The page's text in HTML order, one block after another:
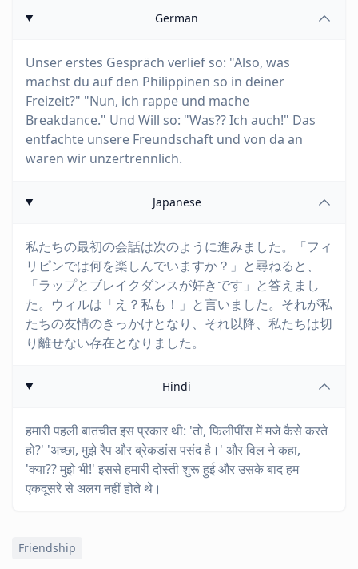
German
Unser erstes Gespräch verlief so: "Also, was
machst du auf den Philippinen so in deiner
Freizeit?" "Nun, ich rappe und mache
Breakdance." Und Will so: "Was?? Ich auch!" Das
entfachte unsere Freundschaft und von da an
waren wir unzertrennlich.
Japanese
私たちの最初の会話は次のように進みました。「フィ
リピンでは何を楽しんでいますか？」と尋ねると、
「ラップとブレイクダンスが好きです」と答えまし
た。ウィルは「え？私も！」と言いました。それが私
たちの友情のきっかけとなり、それ以降、私たちは切
り離せない存在となりました。
Hindi
हमारी पहली बातचीत इस प्रकार थी: 'तो, फिलीपींस में मजे कैसे करते
हो?' 'अच्छा, मुझे रैप और ब्रेकडांस पसंद है।' और विल ने कहा,
'क्या?? मुझे भी!' इससे हमारी दोस्ती शुरू हुई और उसके बाद हम
एकदूसरे से अलग नहीं होते थे।
Friendship